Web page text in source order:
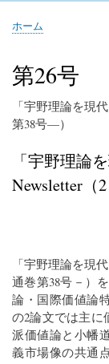
ホーム
ニュースレター
宇野弘蔵没後30年研
第1期ニュースレター
English Page
パ
く
ず
ホーム
第26号
「宇野理論を現
第38号—）
「宇野理論
Newsletter （
「宇野理論を現
通巻第38号－）
論・国際価値論
の2論文では主に
派価値論と小幡
義市場像の共通